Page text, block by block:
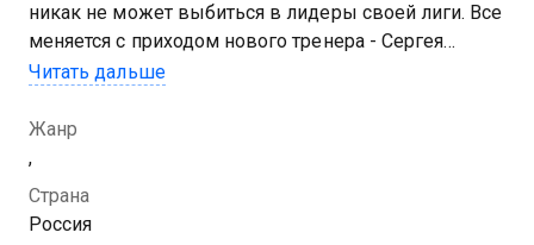
никак не может выбиться в лидеры своей лиги. Все
меняется с приходом нового тренера - Сергея
Макеева, в прошлом блестящего игрока,
травмы
Посмотреть онлайн 4 сезон сериала Молодёжка вы
можете совершенно бесплатно в хорошем HD
Читать дальше
Жанр
,
Страна
Россия